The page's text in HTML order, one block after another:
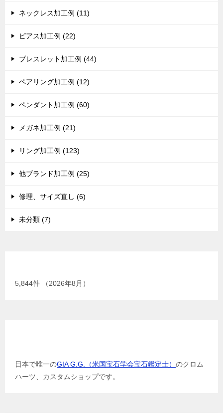
ネックレス加工例 (11)
ピアス加工例 (22)
ブレスレット加工例 (44)
ペアリング加工例 (12)
ペンダント加工例 (60)
メガネ加工例 (21)
リング加工例 (123)
他ブランド加工例 (25)
修理、サイズ直し (6)
未分類 (7)
5,844件 （2026年8月）
日本で唯一のGIA G.G.（米国宝石学会宝石鑑定士） のクロム
ハーツ、カスタムショップです。